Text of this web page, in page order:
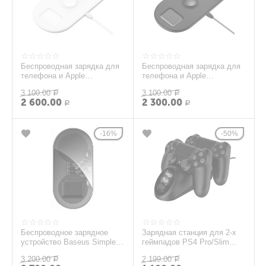
Беспроводная зарядка для
телефона и Apple
Smart 3in1 (WX3IN...
3 100.00 Р
2 600.00 Р
Беспроводная зарядка для
телефона и Apple
Smart 3in1 (WX3IN...
3 100.00 Р
2 300.00 Р
16%
Беспроводное зарядное
устройство Baseus Simple
B01 (Clear B...
3 200.00 Р
50%
Зарядная станция для 2-х
геймпадов PS4 Pro/Slim
2 199.00 Р